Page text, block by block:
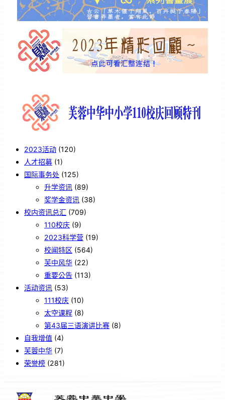
2023活动 (120)
人才招募 (1)
国际事务处 (125)
升学资讯 (89)
奖学金资讯 (38)
校内资讯总汇 (709)
110校庆 (9)
2023科学营 (19)
校闻特区 (564)
芙中风华 (22)
重要公告 (113)
活动资讯 (53)
111校庆 (10)
太空课程 (8)
第43届三语演讲比赛 (8)
自我增值 (4)
芙蓉中华 (7)
荣誉榜 (281)